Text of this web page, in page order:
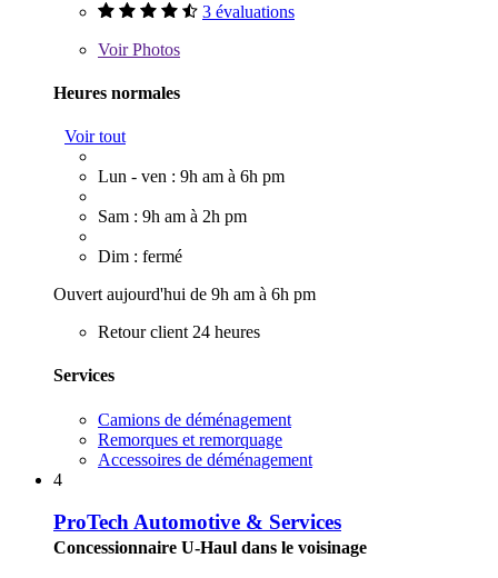
3 évaluations
VoirPhotos
Heures normales
Voir tout
Lun - ven : 9h am à 6h pm
Sam : 9h am à 2h pm
Dim : fermé
Ouvert aujourd'hui de 9h am à 6h pm
Retour client 24 heures
Services
Camions de déménagement
Remorques et remorquage
Accessoires de déménagement
4
ProTech Automotive & Services
Concessionnaire U-Haul dans le voisinage